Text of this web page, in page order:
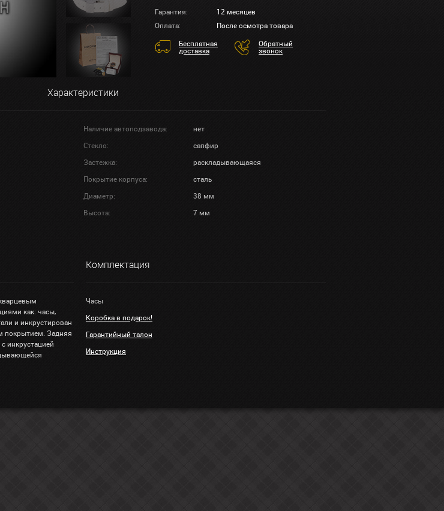
Гарантия:
12 месяцев
Оплата:
После осмотра товара
Бесплатная
доставка
Обратный
звонок
Характеристики
Наличие автоподзавода:
нет
Стекло:
сапфир
Застежка:
раскладывающаяся
Покрытие корпуса:
сталь
Диаметр:
38 мм
Высота:
7 мм
как: часы,
и инкрустирован
покрытием. Задняя
инкрустацией
Комплектация
Часы
Коробка в подарок!
Гарантийный талон
Инструкция